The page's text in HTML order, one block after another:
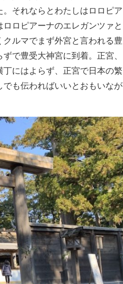
それならとわたしはロロピア
ロピアーナのエレガンツァと
ルマでまず外宮と言われる豊
で豊受大神宮に到着。正宮、
にはよらず、正宮で日本の繁
も伝わればいいとおもいなが